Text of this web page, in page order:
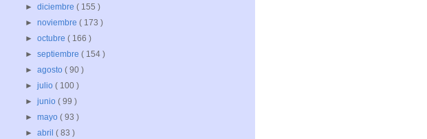
►diciembre( 155 )
►noviembre( 173 )
►octubre( 166 )
►septiembre( 154 )
►agosto( 90 )
►julio( 100 )
►junio( 99 )
►mayo( 93 )
►abril( 83 )